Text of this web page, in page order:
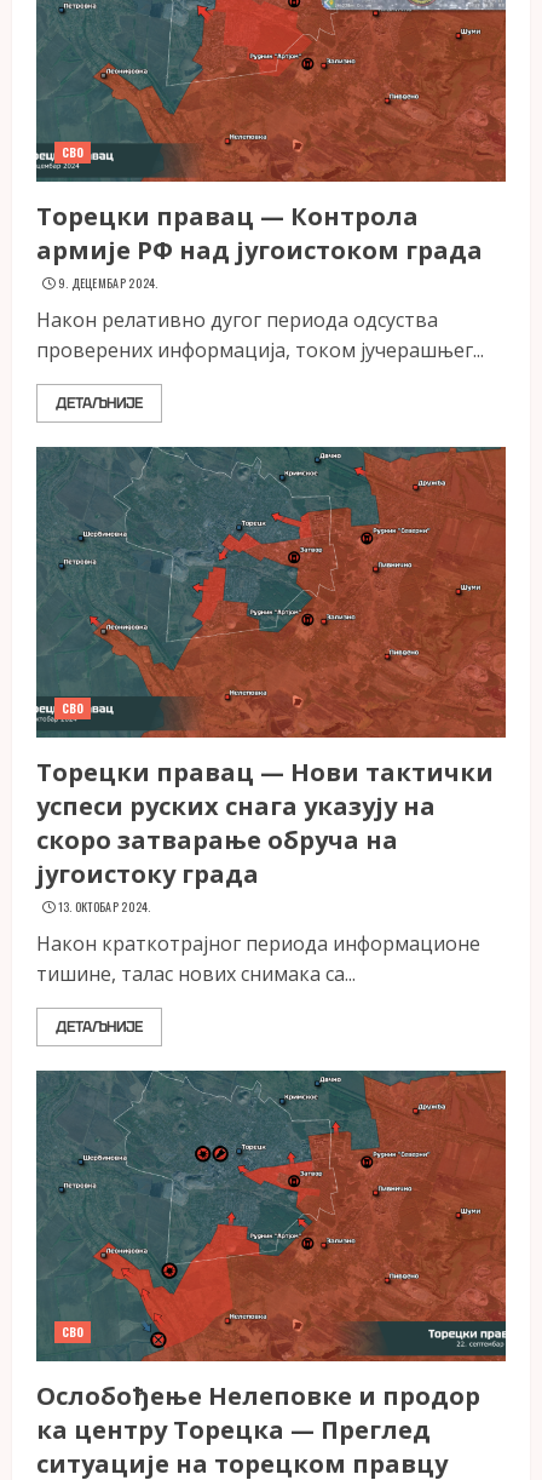
СВО
Торецки правац — Контрола
армије РФ над југоистоком града
9. ДЕЦЕМБАР 2024.
Након релативно дугог периода одсуства
проверених информација, током јучерашњег...
ДЕТАЉНИЈЕ
СВО
Торецки правац — Нови тактички
успеси руских снага указују на
скоро затварање обруча на
југоистоку града
13. ОКТОБАР 2024.
Након краткотрајног периода информационе
тишине, талас нових снимака са...
ДЕТАЉНИЈЕ
СВО
Ослобођење Нелеповке и продор
ка центру Торецка — Преглед
ситуације на торецком правцу